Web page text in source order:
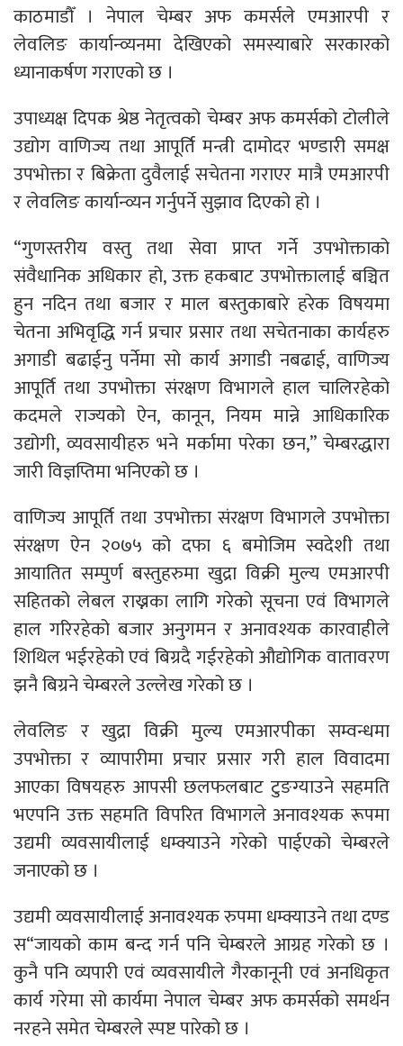
काठमाडाैँ । नेपाल चेम्बर अफ कमर्सले एमआरपी र
लेवलिङ कार्यान्व्यनमा देखिएको समस्याबारे सरकारको
ध्यानाकर्षण गराएको छ ।
उपाध्यक्ष दिपक श्रेष्ठ नेतृत्वको चेम्बर अफ कमर्सको टोलीले
उद्योग वाणिज्य तथा आपूर्ति मन्त्री दामोदर भण्डारी समक्ष
उपभोक्ता र बिक्रेता दुवैलाई सचेतना गराएर मात्रै एमआरपी
र लेवलिङ कार्यान्व्यन गर्नुपर्ने सुझाव दिएको हो ।
“गुणस्तरीय वस्तु तथा सेवा प्राप्त गर्ने उपभोक्ताको
संवैधानिक अधिकार हो, उक्त हकबाट उपभोक्तालाई बञ्चित
हुन नदिन तथा बजार र माल बस्तुकाबारे हरेक विषयमा
चेतना अभिवृद्धि गर्न प्रचार प्रसार तथा सचेतनाका कार्यहरु
अगाडी बढाईनु पर्नेमा सो कार्य अगाडी नबढाई, वाणिज्य
आपूर्ति तथा उपभोक्ता संरक्षण विभागले हाल चालिरहेको
कदमले राज्यको ऐन, कानून, नियम मान्ने आधिकारिक
उद्योगी, व्यवसायीहरु भने मर्कामा परेका छन,” चेम्बरद्धारा
जारी विज्ञप्तिमा भनिएको छ ।
वाणिज्य आपूर्ति तथा उपभोक्ता संरक्षण विभागले उपभोक्ता
संरक्षण ऐन २०७५ को दफा ६ बमोजिम स्वदेशी तथा
आयातित सम्पुर्ण बस्तुहरुमा खुद्रा विक्री मुल्य एमआरपी
सहितको लेबल राख्नका लागि गरेको सूचना एवं विभागले
हाल गरिरहेको बजार अनुगमन र अनावश्यक कारवाहीले
शिथिल भईरहेको एवं बिग्रदै गईरहेको औद्योगिक वातावरण
झनै बिग्रने चेम्बरले उल्लेख गरेको छ ।
लेवलिङ र खुद्रा विक्री मुल्य एमआरपीका सम्वन्धमा
उपभोक्ता र व्यापारीमा प्रचार प्रसार गरी हाल विवादमा
आएका विषयहरु आपसी छलफलबाट टुङग्याउने सहमति
भएपनि उक्त सहमति विपरित विभागले अनावश्यक रूपमा
उद्यमी व्यवसायीलाई धम्क्याउने गरेको पाईएको चेम्बरले
जनाएको छ ।
उद्यमी व्यवसायीलाई अनावश्यक रुपमा धम्क्याउने तथा दण्ड
स“जायको काम बन्द गर्न पनि चेम्बरले आग्रह गरेको छ ।
कुनै पनि व्यपारी एवं व्यवसायीले गैरकानूनी एवं अनधिकृत
कार्य गरेमा सो कार्यमा नेपाल चेम्बर अफ कमर्सको समर्थन
नरहने समेत चेम्बरले स्पष्ट पारेको छ ।